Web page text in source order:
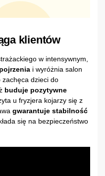
klientów
w intensywnym,
i wyróżnia salon
zachęca dzieci do
buduje pozytywne
u fryzjera kojarzy się z
gwarantuje stabilność
się na bezpieczeństwo